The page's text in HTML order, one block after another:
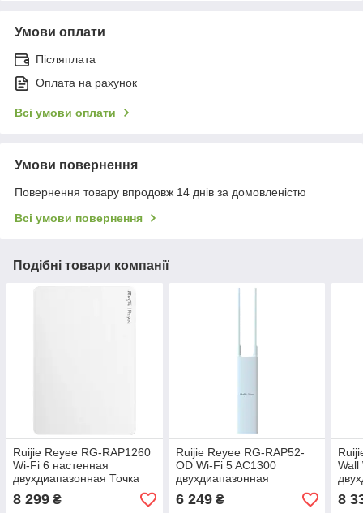
Умови оплати
Післяплата
Оплата на рахунок
Всі умови оплати
Умови повернення
Повернення товару впродовж 14 днів за домовленістю
Всі умови повернення
Подібні товари компанії
Ruijie Reyee RG-RAP1260
Wi-Fi 6 настенная
двухдиапазонная Точка
доступу
8 299 ₴
Ruijie Reyee RG-RAP52-
OD Wi-Fi 5 AC1300
двухдиапазонная
наружная Точка доступу
6 249₴
Wall
8